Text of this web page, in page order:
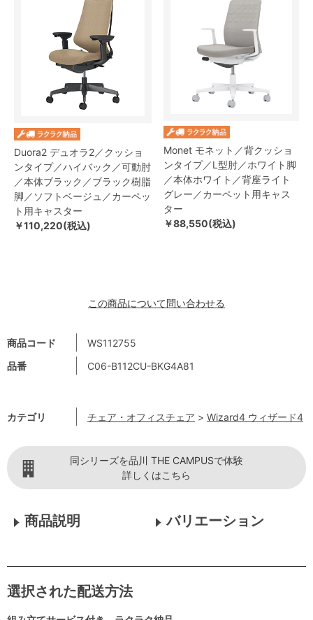
商品コード
WS112755
品番
C06-B112CU-BKG4A81
カテゴリ チェア・オフィスチェア > Wizard4 ウィザード4
Duora2 デュオラ2／クッショ
ンタイプ／ハイバック／可動肘
／本体ブラック／ブラック樹脂
脚／ソフトベージュ／カーペッ
ト用キャスター
￥110,220(税込)
Monet モネット／背クッショ
ンタイプ／L型肘／ホワイト脚
／本体ホワイト／背座ライト
グレー／カーペット用キャス
ター
￥88,550(税込)
この商品について問い合わせる
同シリーズを品川 THE CAMPUSで体験
詳しくはこちら
商品説明 バリエーション
選択された配送方法